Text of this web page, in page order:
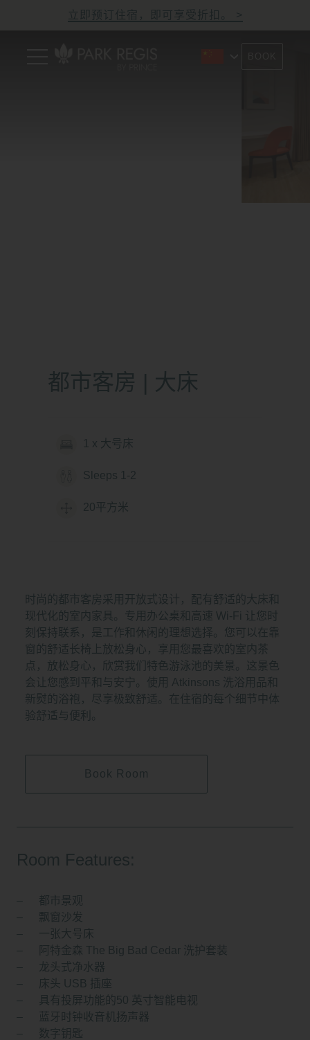
立即预订住宿，即可享受折扣。
都市客房 | 大床
1 x 大号床
Sleeps 1-2
20平方米
时尚的都市客房采用开放式设计，配有舒适的大床和
现代化的室内家具。专用办公桌和高速 Wi-Fi 让您时
刻保持联系，是工作和休闲的理想选择。您可以在靠
窗的舒适长椅上放松身心，享用您最喜欢的室内茶
点，放松身心，欣赏我们特色游泳池的美景。这景色
会让您感到平和与安宁。使用 Atkinsons 洗浴用品和
新熨的浴袍，尽享极致舒适。在住宿的每个细节中体
验舒适与便利。
Book Room
Room Features:
都市景观
飘窗沙发
一张大号床
阿特金森 The Big Bad Cedar 洗护套装
龙头式净水器
床头 USB 插座
具有投屏功能的50 英寸智能电视
蓝牙时钟收音机扬声器
数字钥匙